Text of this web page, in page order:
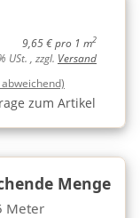
9,65 € pro 1 m2
USt. , zzgl. Versand
zum Artikel
Menge
Meter